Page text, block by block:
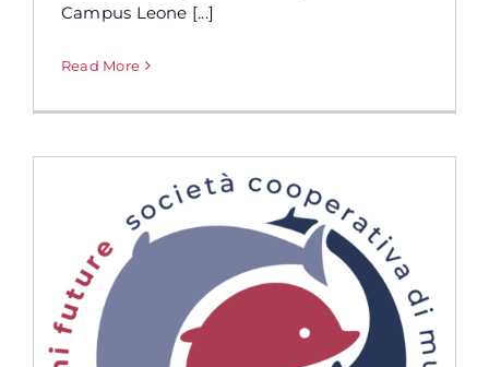
Campus Leone [...]
Read More